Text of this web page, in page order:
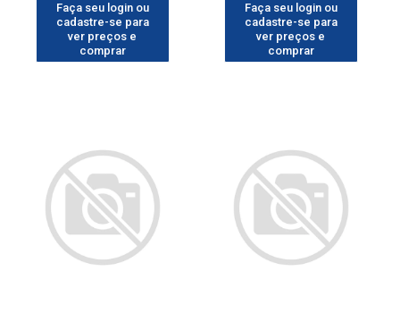
Faça seu login ou
cadastre-se para
ver preços e
comprar
Faça seu login ou
cadastre-se para
ver preços e
comprar